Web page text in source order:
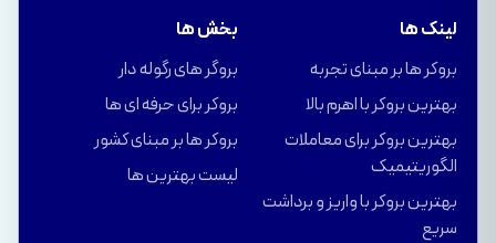
لینک ها
بروکر ها بر مبنای تجربه
بهترین بروکر با اهرم بالا
بهترین بروکر برای معاملات
الگوریتیمیک
بهترین بروکر با واریز و برداشت
سریع
بخش ها
بروگر های رگوله دار
بروکر برای حرفه ای ها
بروکر ها بر مبنای کشور
لیست بهترین ها